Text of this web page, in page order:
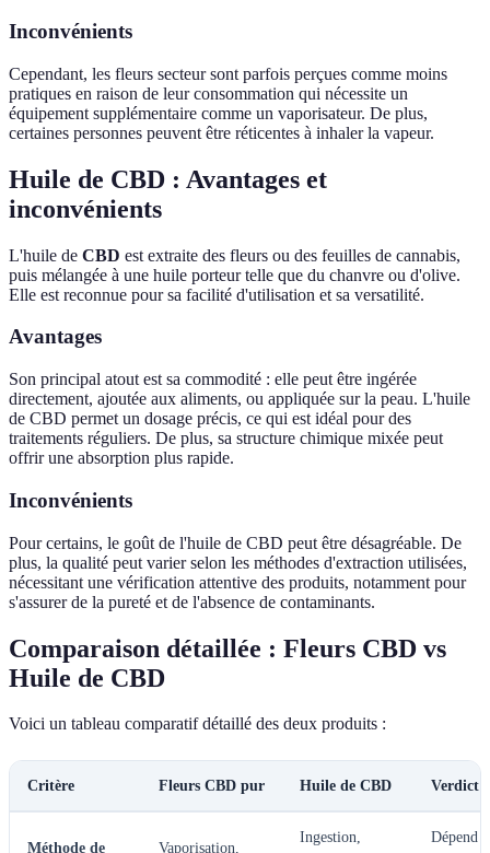
Inconvénients
Cependant, les fleurs secteur sont parfois perçues comme moins
pratiques en raison de leur consommation qui nécessite un
équipement supplémentaire comme un vaporisateur. De plus,
certaines personnes peuvent être réticentes à inhaler la vapeur.
Huile de CBD : Avantages et
inconvénients
L'huile de CBD est extraite des fleurs ou des feuilles de cannabis,
puis mélangée à une huile porteur telle que du chanvre ou d'olive.
Elle est reconnue pour sa facilité d'utilisation et sa versatilité.
Avantages
Son principal atout est sa commodité : elle peut être ingérée
directement, ajoutée aux aliments, ou appliquée sur la peau. L'huile
de CBD permet un dosage précis, ce qui est idéal pour des
traitements réguliers. De plus, sa structure chimique mixée peut
offrir une absorption plus rapide.
Inconvénients
Pour certains, le goût de l'huile de CBD peut être désagréable. De
plus, la qualité peut varier selon les méthodes d'extraction utilisées,
nécessitant une vérification attentive des produits, notamment pour
s'assurer de la pureté et de l'absence de contaminants.
Comparaison détaillée : Fleurs CBD vs
Huile de CBD
Voici un tableau comparatif détaillé des deux produits :
Critère Fleurs CBD pur Huile de CBD Verdict
Méthode de Vaporisation,
Ingestion,
Dépend